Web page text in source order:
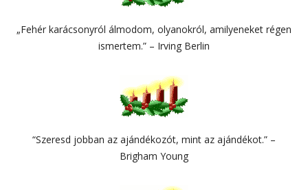
„Fehér karácsonyról álmodom, olyanokról, amilyeneket régen
ismertem.” – Irving Berlin
“Szeresd jobban az ajándékozót, mint az ajándékot.” –
Brigham Young